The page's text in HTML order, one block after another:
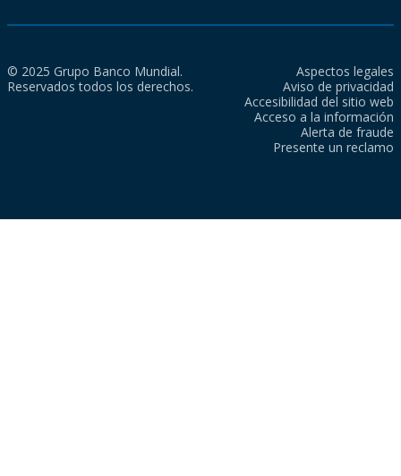
© 2025 Grupo Banco Mundial.
Reservados todos los derechos.
Aspectos legales
Aviso de privacidad
Accesibilidad del sitio web
Acceso a la información
Alerta de fraude
Presente un reclamo